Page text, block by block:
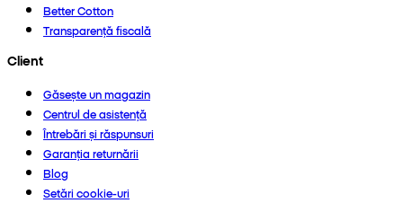
Better Cotton
Transparență fiscală
Client
Găsește un magazin
Centrul de asistență
Întrebări și răspunsuri
Garanția returnării
Blog
Setări cookie-uri